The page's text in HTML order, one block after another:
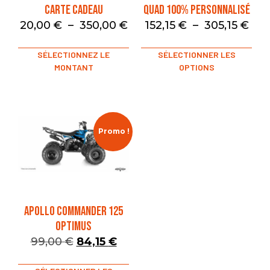
Carte Cadeau
20,00 € – 350,00 €
SÉLECTIONNEZ LE
MONTANT
Quad 100% Personnalisé
152,15 € – 305,15 €
SÉLECTIONNER LES
OPTIONS
Promo !
APOLLO COMMANDER 125
OPTIMUS
99,00€ 84,15 €